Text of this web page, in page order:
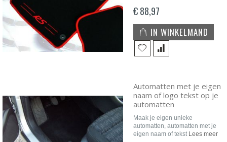
€ 88,97
IN WINKELMAND
Automatten met je eigen
naam of logo tekst op je
automatten
Maak je eigen unieke
automatten, automatten met je
eigen naam of tekst Lees meer